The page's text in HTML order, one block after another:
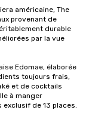
américaine, The
provenant de
durable
par la vue
Edomae, élaborée
toujours frais,
et de cocktails
à manger
exclusif de 13 places.